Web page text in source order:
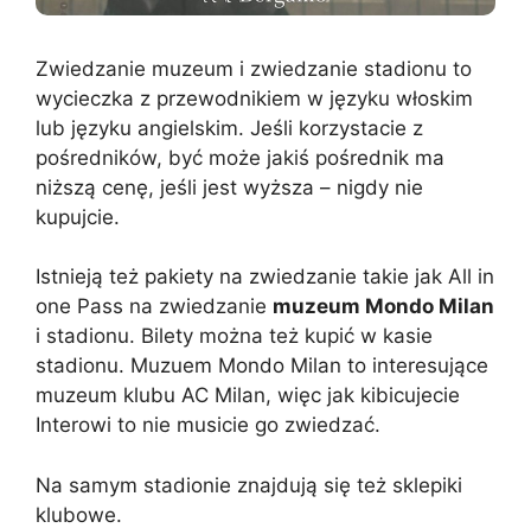
Zwiedzanie muzeum i zwiedzanie stadionu to
wycieczka z przewodnikiem w języku włoskim
lub języku angielskim. Jeśli korzystacie z
pośredników, być może jakiś pośrednik ma
niższą cenę, jeśli jest wyższa – nigdy nie
kupujcie.
Istnieją też pakiety na zwiedzanie takie jak All in
one Pass na zwiedzanie muzeum Mondo Milan
i stadionu. Bilety można też kupić w kasie
stadionu. Muzuem Mondo Milan to interesujące
muzeum klubu AC Milan, więc jak kibicujecie
Interowi to nie musicie go zwiedzać.
Na samym stadionie znajdują się też sklepiki
klubowe.